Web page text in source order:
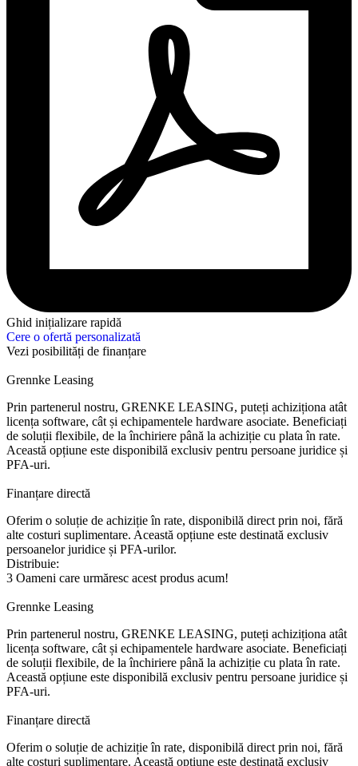
Ghid inițializare rapidă
Cere o ofertă personalizată
Vezi posibilități de finanțare
Grennke Leasing
Prin partenerul nostru, GRENKE LEASING, puteți achiziționa atât
licența software, cât și echipamentele hardware asociate. Beneficiați
de soluții flexibile, de la închiriere până la achiziție cu plata în rate.
Această opțiune este disponibilă exclusiv pentru persoane juridice și
PFA-uri.
Finanțare directă
Oferim o soluție de achiziție în rate, disponibilă direct prin noi, fără
alte costuri suplimentare. Această opțiune este destinată exclusiv
persoanelor juridice și PFA-urilor.
Distribuie:
3 Oameni care urmăresc acest produs acum!
Grennke Leasing
Prin partenerul nostru, GRENKE LEASING, puteți achiziționa atât
licența software, cât și echipamentele hardware asociate. Beneficiați
de soluții flexibile, de la închiriere până la achiziție cu plata în rate.
Această opțiune este disponibilă exclusiv pentru persoane juridice și
PFA-uri.
Finanțare directă
Oferim o soluție de achiziție în rate, disponibilă direct prin noi, fără
alte costuri suplimentare. Această opțiune este destinată exclusiv